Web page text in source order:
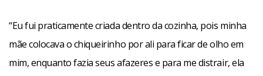
“Eu fui praticamente criada dentro da cozinha, pois minha
mãe colocava o chiqueirinho por ali para ficar de olho em
mim, enquanto fazia seus afazeres e para me distrair, ela